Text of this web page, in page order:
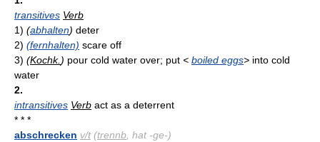
transitives Verb
1) (abhalten) deter
2) (fernhalten) scare off
3) (Kochk. ) pour cold water over; put < boiled eggs> into cold
water
2.
intransitives Verb act as a deterrent
* * *
abschrecken v/t (trennb , hat -ge-)